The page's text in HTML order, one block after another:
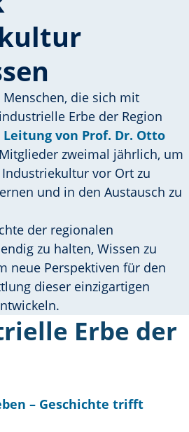
die sich mit
Erbe der Region
von Prof. Dr. Otto
zweimal jährlich, um
vor Ort zu
und in den Austausch zu
der regionalen
zu halten, Wissen zu
neue Perspektiven für den
dieser einzigartigen
Erbe der
– Geschichte trifft